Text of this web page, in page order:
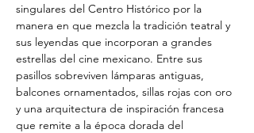
singulares del Centro Histórico por la
manera en que mezcla la tradición teatral y
sus leyendas que incorporan a grandes
estrellas del cine mexicano. Entre sus
pasillos sobreviven lámparas antiguas,
balcones ornamentados, sillas rojas con oro
y una arquitectura de inspiración francesa
que remite a la época dorada del